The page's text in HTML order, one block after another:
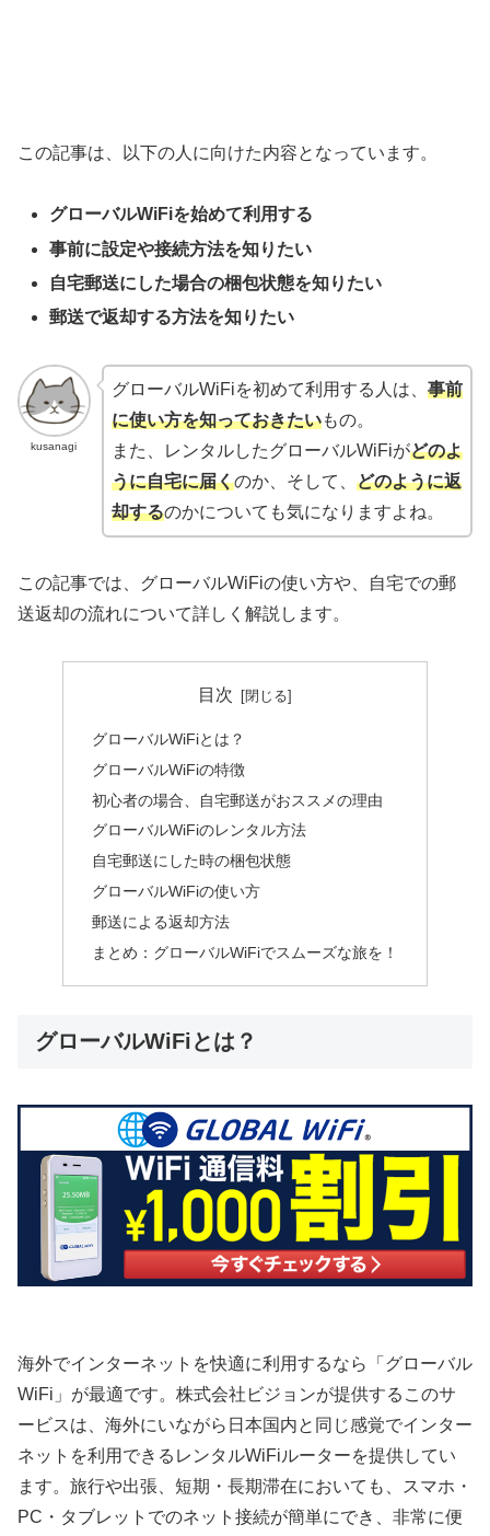
この記事は、以下の人に向けた内容となっています。
グローバルWiFiを始めて利用する
事前に設定や接続方法を知りたい
自宅郵送にした場合の梱包状態を知りたい
郵送で返却する方法を知りたい
kusanagi
グローバルWiFiを初めて利用する人は、 事前
に使い方を知っておきたいもの。
また、レンタルしたグローバルWiFiがどのよ
うに自宅に届くのか、そして、 どのように返
却するのかについても気になりますよね。
この記事では、グローバルWiFiの使い方や、自宅での郵
送返却の流れについて詳しく解説します。
目次
グローバルWiFiとは？
グローバルWiFiの特徴
初心者の場合、自宅郵送がおススメの理由
グローバルWiFiのレンタル方法
自宅郵送にした時の梱包状態
グローバルWiFiの使い方
郵送による返却方法
まとめ：グローバルWiFiでスムーズな旅を！
グローバルWiFiとは？
海外でインターネットを快適に利用するなら「グローバル
WiFi」が最適です。株式会社ビジョンが提供するこのサ
ービスは、海外にいながら日本国内と同じ感覚でインター
ネットを利用できるレンタルWiFiルーターを提供してい
ます。旅行や出張、短期・長期滞在においても、スマホ・
PC・タブレットでのネット接続が簡単にでき、非常に便